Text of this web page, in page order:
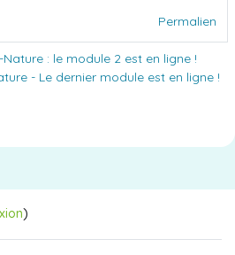
Permalien
: le module 2 est en ligne !
- Le dernier module est en ligne !
)